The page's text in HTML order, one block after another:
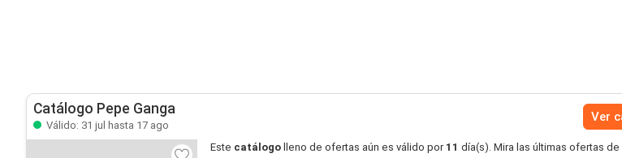
Catálogo Pepe Ganga
Válido: 31 jul hasta 17 ago
Ver
Este catálogo lleno de ofertas aún es válido por 11 día(s). Mira las últimas ofertas